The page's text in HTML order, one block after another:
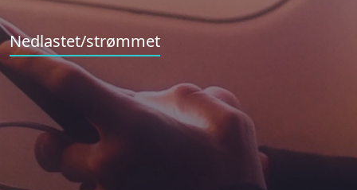
Nedlastet/strømmet